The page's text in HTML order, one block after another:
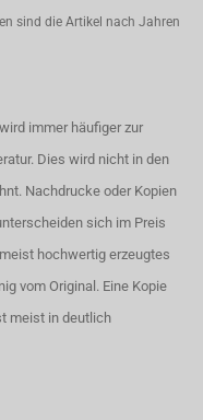
sind die Artikel nach Jahren
immer häufiger zur
Dies wird nicht in den
Nachdrucke oder Kopien
sich im Preis
hochwertig erzeugtes
vom Original. Eine Kopie
meist in deutlich